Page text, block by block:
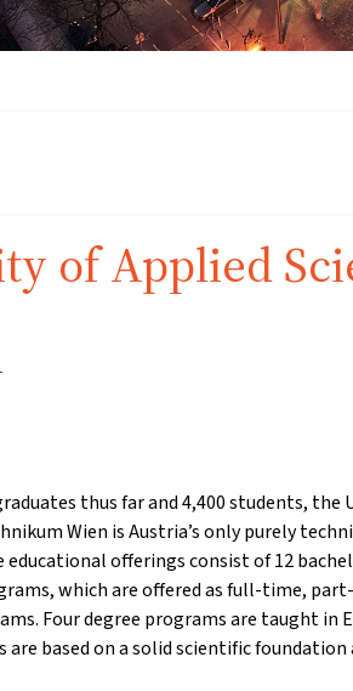
of Applied
thus far and 4,400 students, the
Wien is Austria’s only purely
educational offerings consist of 12
which are offered as full-time,
Four degree programs are taught in
based on a solid scientific foundation